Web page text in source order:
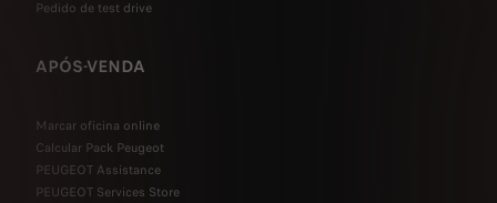
Pedido de test drive
APÓS-VENDA
Marcar oficina online
Calcular Pack Peugeot
PEUGEOT Assistance
PEUGEOT Services Store